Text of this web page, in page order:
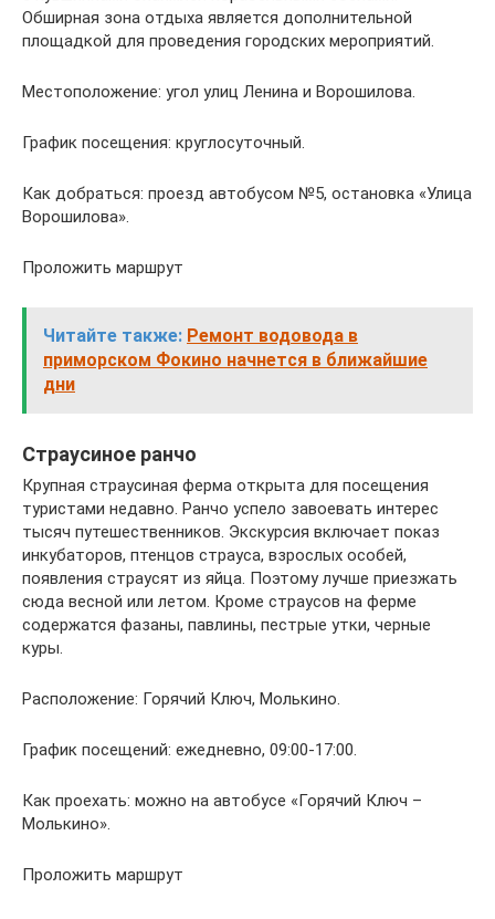
Обширная зона отдыха является дополнительной
площадкой для проведения городских мероприятий.
Местоположение: угол улиц Ленина и Ворошилова.
График посещения: круглосуточный.
Как добраться: проезд автобусом №5, остановка «Улица
Ворошилова».
Проложить маршрут
Читайте также: Ремонт водовода в
приморском Фокино начнется в ближайшие
дни
Страусиное ранчо
Крупная страусиная ферма открыта для посещения
туристами недавно. Ранчо успело завоевать интерес
тысяч путешественников. Экскурсия включает показ
инкубаторов, птенцов страуса, взрослых особей,
появления страусят из яйца. Поэтому лучше приезжать
сюда весной или летом. Кроме страусов на ферме
содержатся фазаны, павлины, пестрые утки, черные
куры.
Расположение: Горячий Ключ, Молькино.
График посещений: ежедневно, 09:00-17:00.
Как проехать: можно на автобусе «Горячий Ключ –
Молькино».
Проложить маршрут